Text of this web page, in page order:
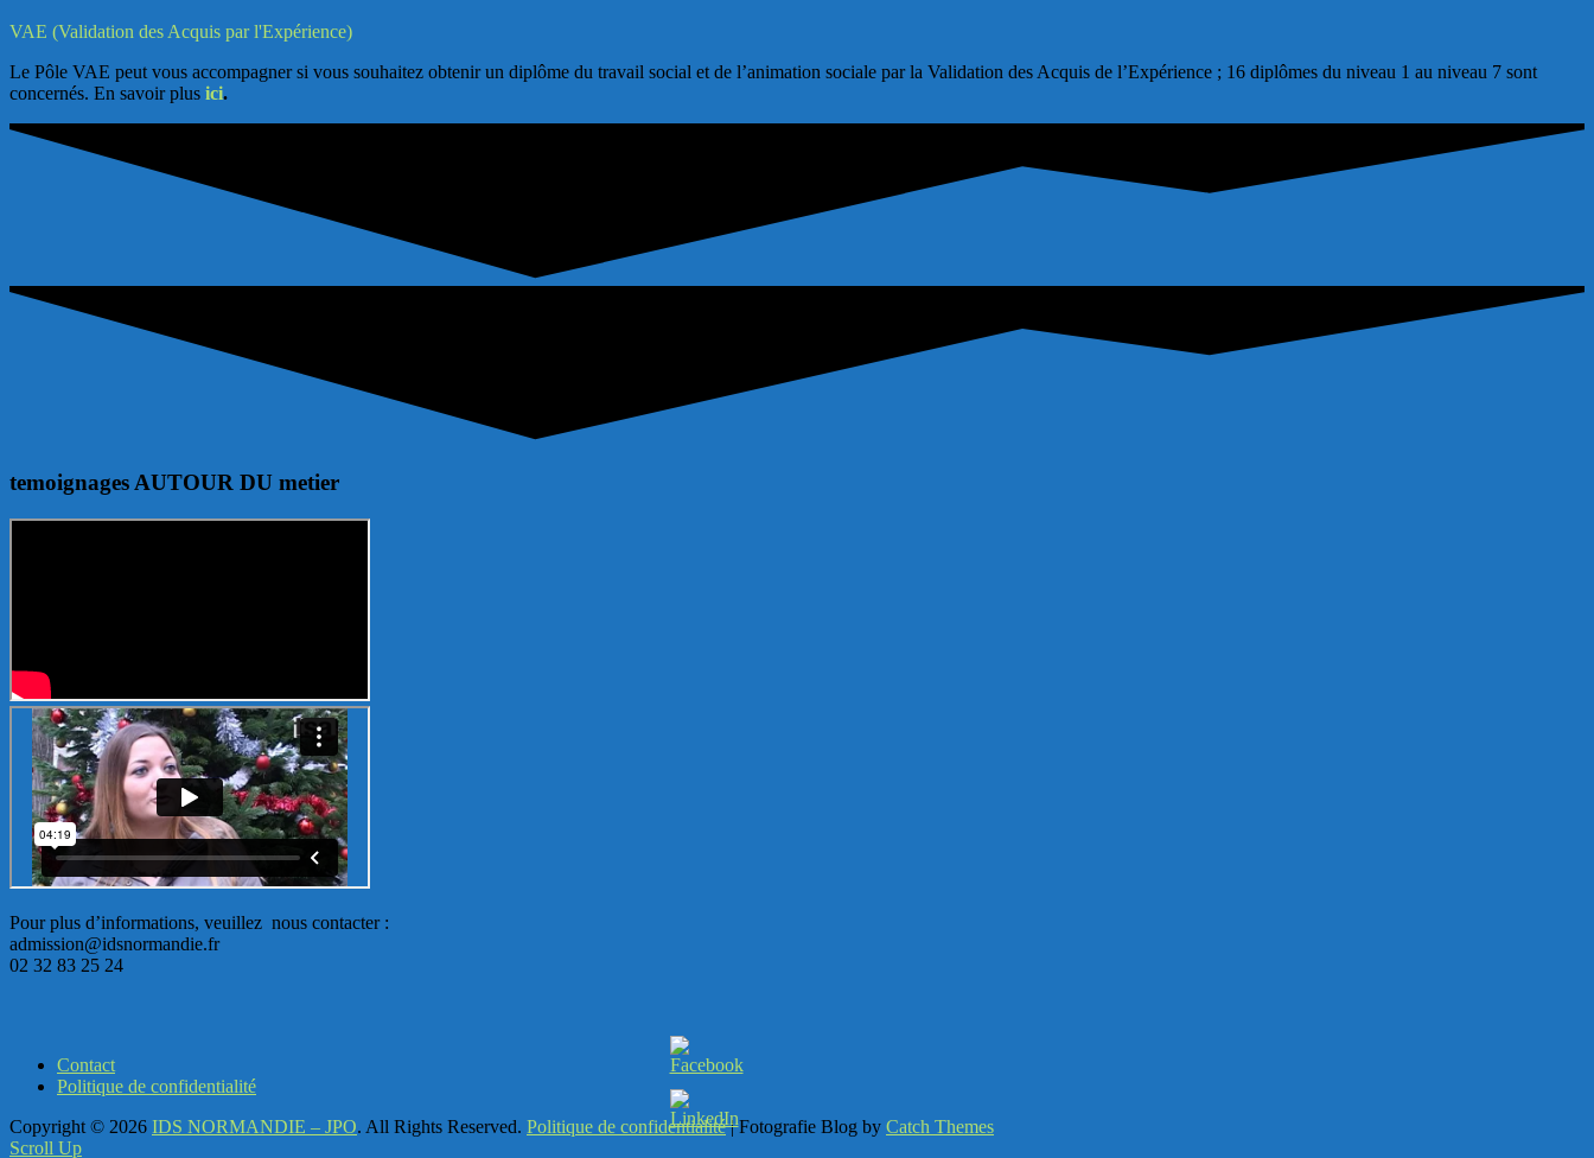
VAE (Validation des Acquis par l'Expérience)
Le Pôle VAE peut vous accompagner si vous souhaitez obtenir un diplôme du travail social et de l’animation sociale par la Validation des Acquis de l’Expérience ; 16 diplômes du niveau 1 au niveau 7 sont
concernés. En savoir plus ici.
temoignages AUTOUR DU metier
Pour plus d’informations, veuillez nous contacter :
admission@idsnormandie.fr
02 32 83 25 24
Contact
Politique de confidentialité
Copyright © 2026 IDS NORMANDIE – JPO. All Rights Reserved. Politique de confidentialité| Fotografie Blog by Catch Themes
Scroll Up